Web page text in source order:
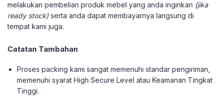
melakukan pembelian produk mebel yang anda inginkan (jika
ready stock) serta anda dapat membayarnya langsung di
tempat kami juga.
Catatan Tambahan
Proses packing kami sangat memenuhi standar pengiriman,
memenuhi syarat High Secure Level atau Keamanan Tingkat
Tinggi.